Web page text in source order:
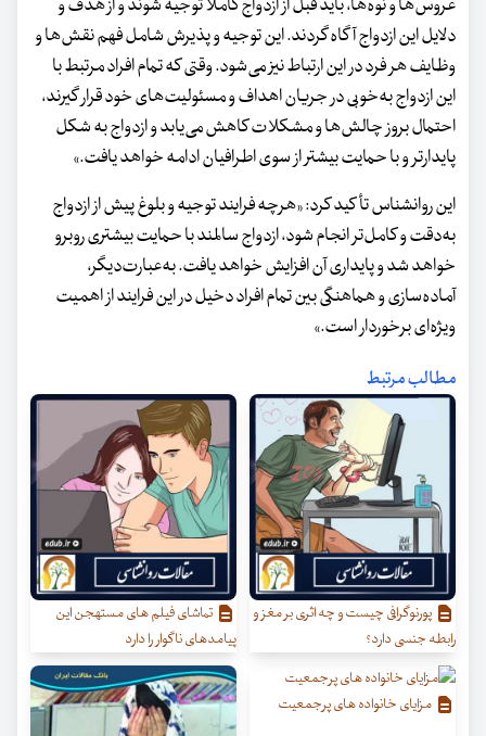
عروس‌ها و نوه‌ها، باید قبل از ازدواج کاملاً توجیه شوند و از هدف و
دلایل این ازدواج آگاه گردند. این توجیه و پذیرش شامل فهم نقش‌ها و
وظایف هر فرد در این ارتباط نیز می‌شود. وقتی که تمام افراد مرتبط با
این ازدواج به‌خوبی در جریان اهداف و مسئولیت‌های خود قرار گیرند،
احتمال بروز چالش‌ها و مشکلات کاهش می‌یابد و ازدواج به شکل
پایدارتر و با حمایت بیشتر از سوی اطرافیان ادامه خواهد یافت.»
این روانشناس تأکید کرد: «هرچه فرایند توجیه و بلوغ پیش از ازدواج
به‌دقت و کامل‌تر انجام شود، ازدواج سالمند با حمایت بیشتری روبرو
خواهد شد و پایداری آن افزایش خواهد یافت. به‌عبارت‌دیگر،
آماده‌سازی و هماهنگی بین تمام افراد دخیل در این فرایند از اهمیت
ویژه‌ای برخوردار است.»
مطالب مرتبط
پورنوگرافی چیست و چه اثری بر مغز و
رابطه جنسی دارد؟
تماشای فیلم های مستهجن این
پیامدهای ناگوار را دارد
مزایای خانواده های پرجمعیت